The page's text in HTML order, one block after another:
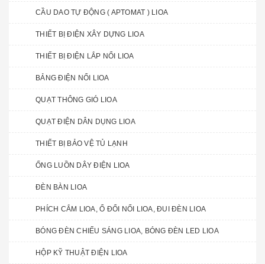
CẦU DAO TỰ ĐỘNG ( APTOMAT ) LIOA
THIẾT BỊ ĐIỆN XÂY DỰNG LIOA
THIẾT BỊ ĐIỆN LẮP NỔI LIOA
BẢNG ĐIỆN NỔI LIOA
QUẠT THÔNG GIÓ LIOA
QUẠT ĐIỆN DÂN DỤNG LIOA
THIẾT BỊ BẢO VỆ TỦ LẠNH
ỐNG LUỒN DÂY ĐIỆN LIOA
ĐÈN BÀN LIOA
PHÍCH CẮM LIOA, Ổ ĐỔI NỐI LIOA, ĐUI ĐÈN LIOA
BÓNG ĐÈN CHIẾU SÁNG LIOA, BÓNG ĐÈN LED LIOA
HỘP KỸ THUẬT ĐIỆN LIOA